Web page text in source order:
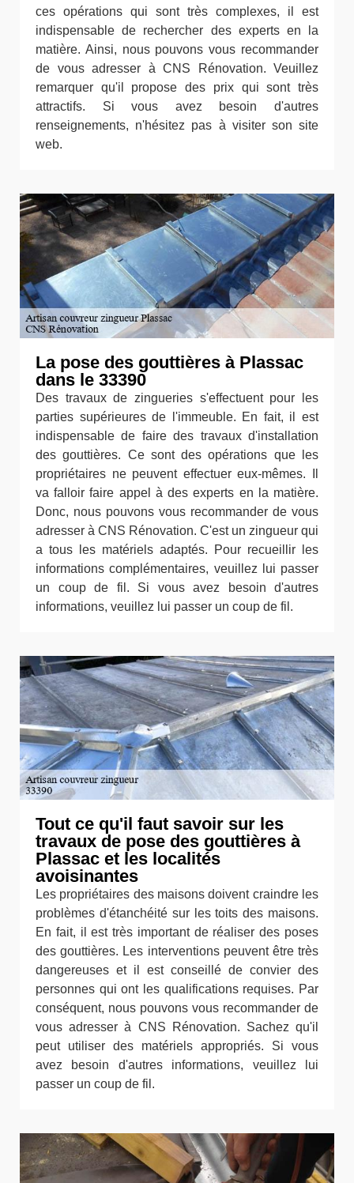
ces opérations qui sont très complexes, il est
indispensable de rechercher des experts en la
matière. Ainsi, nous pouvons vous recommander
de vous adresser à CNS Rénovation. Veuillez
remarquer qu'il propose des prix qui sont très
attractifs. Si vous avez besoin d'autres
renseignements, n'hésitez pas à visiter son site
web.
La pose des gouttières à Plassac
dans le 33390
Des travaux de zingueries s'effectuent pour les
parties supérieures de l'immeuble. En fait, il est
indispensable de faire des travaux d'installation
des gouttières. Ce sont des opérations que les
propriétaires ne peuvent effectuer eux-mêmes. Il
va falloir faire appel à des experts en la matière.
Donc, nous pouvons vous recommander de vous
adresser à CNS Rénovation. C'est un zingueur qui
a tous les matériels adaptés. Pour recueillir les
informations complémentaires, veuillez lui passer
un coup de fil. Si vous avez besoin d'autres
informations, veuillez lui passer un coup de fil.
Tout ce qu'il faut savoir sur les
travaux de pose des gouttières à
Plassac et les localités
avoisinantes
Les propriétaires des maisons doivent craindre les
problèmes d'étanchéité sur les toits des maisons.
En fait, il est très important de réaliser des poses
des gouttières. Les interventions peuvent être très
dangereuses et il est conseillé de convier des
personnes qui ont les qualifications requises. Par
conséquent, nous pouvons vous recommander de
vous adresser à CNS Rénovation. Sachez qu'il
peut utiliser des matériels appropriés. Si vous
avez besoin d'autres informations, veuillez lui
passer un coup de fil.